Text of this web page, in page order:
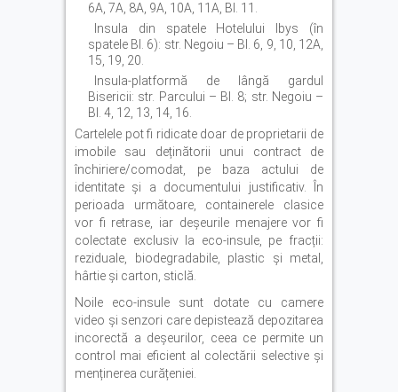
6A, 7A, 8A, 9A, 10A, 11A, Bl. 11.
Insula din spatele Hotelului Ibys (în
spatele Bl. 6): str. Negoiu – Bl. 6, 9, 10, 12A,
15, 19, 20.
Insula-platformă de lângă gardul
Bisericii: str. Parcului – Bl. 8; str. Negoiu –
Bl. 4, 12, 13, 14, 16.
Cartelele pot fi ridicate doar de proprietarii de
imobile sau deținătorii unui contract de
închiriere/comodat, pe baza actului de
identitate și a documentului justificativ. În
perioada următoare, containerele clasice
vor fi retrase, iar deșeurile menajere vor fi
colectate exclusiv la eco-insule, pe fracții:
reziduale, biodegradabile, plastic și metal,
hârtie și carton, sticlă.
Noile eco-insule sunt dotate cu camere
video și senzori care depistează depozitarea
incorectă a deșeurilor, ceea ce permite un
control mai eficient al colectării selective și
menținerea curățeniei.